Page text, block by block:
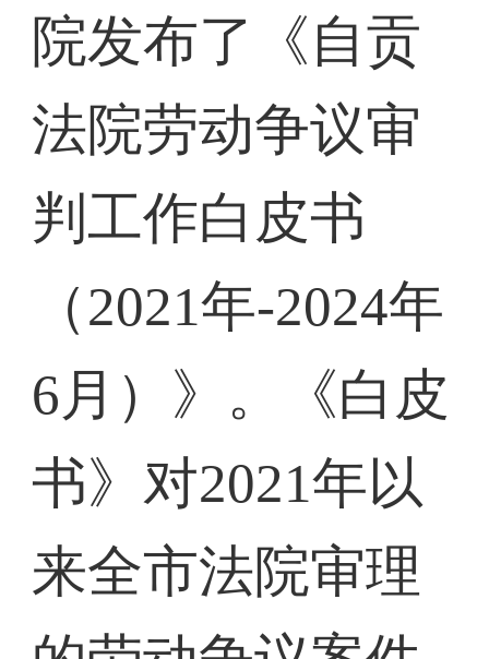
院发布了《自贡
法院劳动争议审
判工作白皮书
（2021年-2024年
6月）》。《白皮
书》对2021年以
来全市法院审理